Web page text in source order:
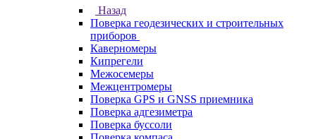
Назад
Поверка геодезических и строительных
приборов
Каверномеры
Кипрегели
Межосемеры
Межцентромеры
Поверка GPS и GNSS приемника
Поверка адгезиметра
Поверка буссоли